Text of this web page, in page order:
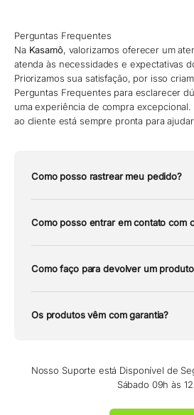
Perguntas Frequentes
Na Kasamô, valorizamos oferecer um
atenda às necessidades e expectativas
Priorizamos sua satisfação, por isso
Perguntas Frequentes para esclarecer
uma experiência de compra
ao cliente está sempre pronta para
Como posso rastrear meu pedido?
Como posso entrar em contato com
Como faço para devolver um
Os produtos vêm com garantia?
Nosso Suporte está Disponível de
Sábado 09h às